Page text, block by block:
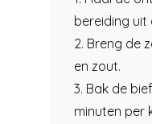
bereiding uit
2. Breng de
en zout.
3. Bak de
minuten per